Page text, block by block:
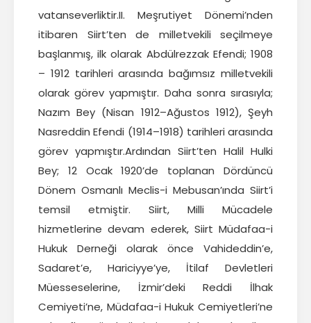
vatanseverliktir.II. Meşrutiyet Dönemi’nden
itibaren Siirt’ten de milletvekili seçilmeye
başlanmış, ilk olarak Abdülrezzak Efendi; 1908
– 1912 tarihleri arasında bağımsız milletvekili
olarak görev yapmıştır. Daha sonra sırasıyla;
Nazım Bey (Nisan 1912–Ağustos 1912), Şeyh
Nasreddin Efendi (1914–1918) tarihleri arasında
görev yapmıştır.Ardından Siirt’ten Halil Hulki
Bey; 12 Ocak 1920’de toplanan Dördüncü
Dönem Osmanlı Meclis-i Mebusan’ında Siirt’i
temsil etmiştir. Siirt, Milli Mücadele
hizmetlerine devam ederek, Siirt Müdafaa-i
Hukuk Derneği olarak önce Vahideddin’e,
Sadaret’e, Hariciyye’ye, İtilaf Devletleri
Müesseselerine, İzmir’deki Reddi İlhak
Cemiyeti’ne, Müdafaa-i Hukuk Cemiyetleri’ne